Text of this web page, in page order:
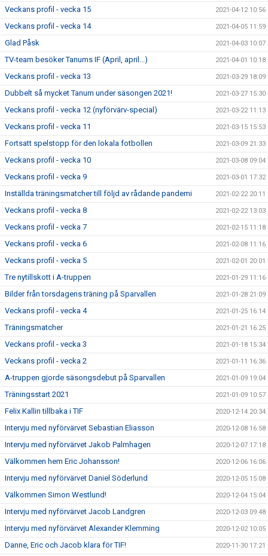
Veckans profil - vecka 15 2021-04-12 10:56
Veckans profil - vecka 14 2021-04-05 11:59
Glad Påsk 2021-04-03 10:07
TV-team besöker Tanums IF (April, april...) 2021-04-01 10:18
Veckans profil - vecka 13 2021-03-29 18:09
Dubbelt så mycket Tanum under säsongen 2021! 2021-03-27 15:30
Veckans profil - vecka 12 (nyförvärv-special) 2021-03-22 11:13
Veckans profil - vecka 11 2021-03-15 15:53
Fortsatt spelstopp för den lokala fotbollen 2021-03-09 21:33
Veckans profil - vecka 10 2021-03-08 09:04
Veckans profil - vecka 9 2021-03-01 17:32
Inställda träningsmatcher till följd av rådande pandemi 2021-02-22 20:11
Veckans profil - vecka 8 2021-02-22 13:03
Veckans profil - vecka 7 2021-02-15 11:18
Veckans profil - vecka 6 2021-02-08 11:16
Veckans profil - vecka 5 2021-02-01 20:01
Tre nytillskott i A-truppen 2021-01-29 11:16
Bilder från torsdagens träning på Sparvallen 2021-01-28 21:09
Veckans profil - vecka 4 2021-01-25 16:14
Träningsmatcher 2021-01-21 16:25
Veckans profil - vecka 3 2021-01-18 15:34
Veckans profil - vecka 2 2021-01-11 16:36
A-truppen gjorde säsongsdebut på Sparvallen 2021-01-09 19:04
Träningsstart 2021 2021-01-09 10:57
Felix Kallin tillbaka i TIF 2020-12-14 20:34
Intervju med nyförvärvet Sebastian Eliasson 2020-12-08 16:58
Intervju med nyförvärvet Jakob Palmhagen 2020-12-07 17:18
Välkommen hem Eric Johansson! 2020-12-06 16:06
Intervju med nyförvärvet Daniel Söderlund 2020-12-05 15:08
Välkommen Simon Westlund! 2020-12-04 15:04
Intervju med nyförvärvet Jacob Landgren 2020-12-03 09:48
Intervju med nyförvärvet Alexander Klemming 2020-12-02 10:05
Danne, Eric och Jacob klara för TIF! 2020-11-30 17:21